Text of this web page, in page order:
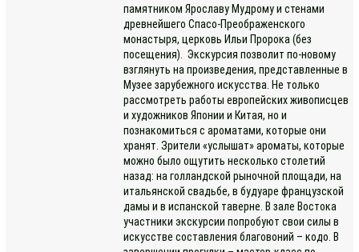
памятником Ярославу Мудрому и стенами
древнейшего Спасо-Преображенского
монастыря, церковь Ильи Пророка (без
посещения). Экскурсия позволит по-новому
взглянуть на произведения, представленные в
Музее зарубежного искусства. Не только
рассмотреть работы европейских живописцев
и художников Японии и Китая, но и
познакомиться с ароматами, которые они
хранят. Зрители «услышат» ароматы, которые
можно было ощутить несколько столетий
назад: на голландской рыночной площади, на
итальянской свадьбе, в будуаре французской
дамы и в испанской таверне. В зале Востока
участники экскурсии попробуют свои силы в
искусстве составления благовоний – кодо. В